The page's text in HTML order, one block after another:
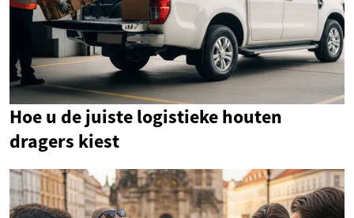
Hoe u de juiste logistieke houten
dragers kiest